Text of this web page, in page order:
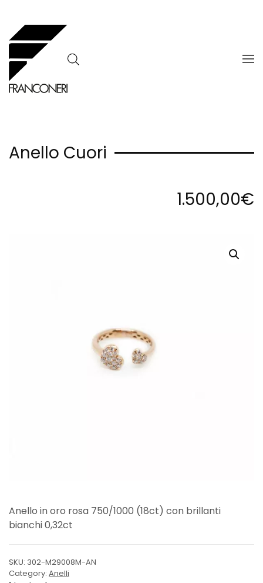
Skip to main content
Anello Cuori
1.500,00€
Anello in oro rosa 750/1000 (18ct) con brillanti
bianchi 0,32ct
SKU: 302-M29008M-AN
Category: Anelli